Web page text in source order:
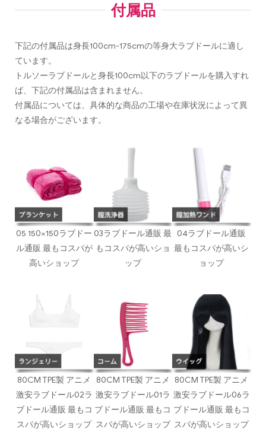
付属品
下記の付属品は身長100cm-175cmの等身大ラブドールに適し
ています。
トルソーラブドールと身長100cm以下のラブドールを購入すれ
ば、下記の付属品は含まれません。
付属品については、具体的な商品の工場や在庫状況によって異
なる場合がございます。
05 150×150ラブドー
ル通販 最もコスパが
高いショップ
03ラブドール通販 最
もコスパが高いショ
ップ
04ラブドール通販
最もコスパが高いシ
ョップ
80CM TPE製 アニメ
激安ラブドール02ラ
ブドール通販 最もコ
スパが高いショップ
80CM TPE製 アニメ
激安ラブドール01ラ
ブドール通販 最もコ
スパが高いショップ
80CM TPE製 アニメ
激安ラブドール06ラ
ブドール通販 最もコ
スパが高いショップ